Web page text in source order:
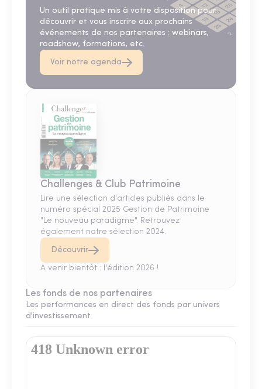
Un outil pratique mis à votre disposition pour
découvrir et vous inscrire aux prochains
événements de nos partenaires : webinars,
roadshow, formations, etc.
Voir notre agenda
Challenges & Club Patrimoine
Lire une sélection d'articles publiés dans le
numéro spécial 2025 Gestion de Patrimoine
"Le nouveau paradigme". Retrouvez
également notre sélection 2024.
Découvrir
A venir bientôt : l'édition 2026 !
Les fonds de nos partenaires
Les performances en direct des fonds par univers
d'investissement